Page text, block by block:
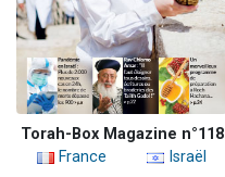
Torah-Box Magazine n°118
France
Israël